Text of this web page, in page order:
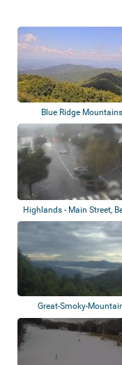
Blue Ridge
Brasstown Bald
Highlands - Main Street,
Mountai...
Great-Smoky-
Nationalpark - Pur...